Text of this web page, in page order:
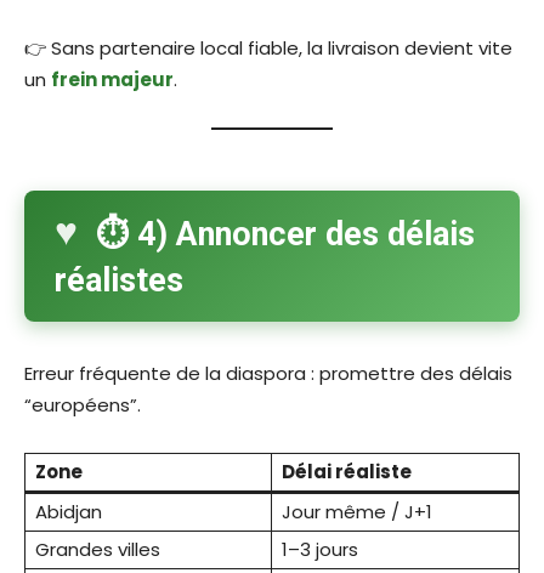
👉 Sans partenaire local fiable, la livraison devient vite
un frein majeur.
⏱️ 4) Annoncer des délais
réalistes
Erreur fréquente de la diaspora : promettre des délais
“européens”.
Zone
Délai réaliste
Abidjan
Jour même / J+1
Grandes villes
1–3 jours